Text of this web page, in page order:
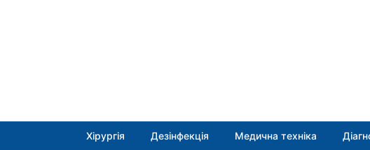
Хірургія Дезінфекція Медична техніка